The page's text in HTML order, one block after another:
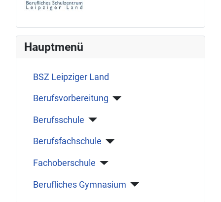
Hauptmenü
BSZ Leipziger Land
Berufsvorbereitung
Berufsschule
Berufsfachschule
Fachoberschule
Berufliches Gymnasium